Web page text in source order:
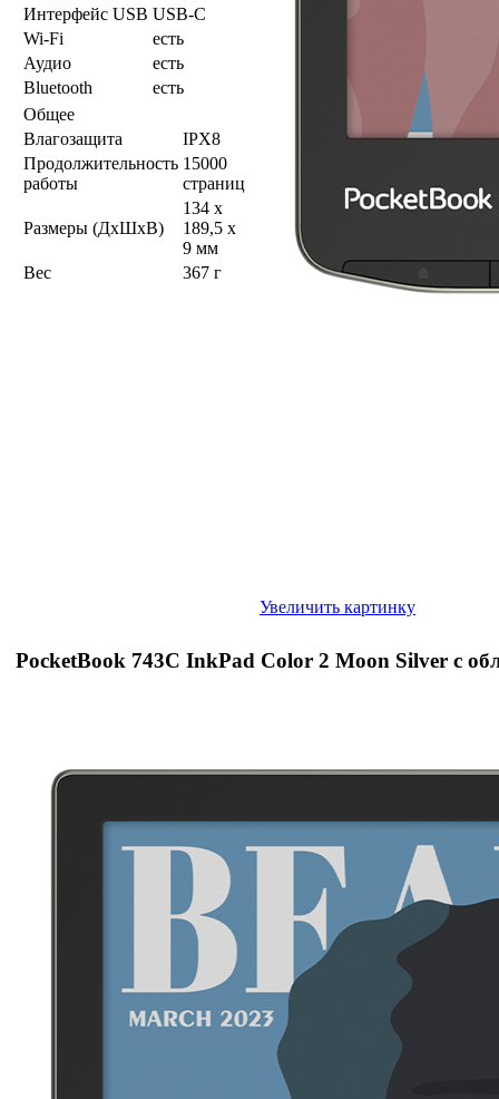
Интерфейс USB USB-C
Wi-Fi
есть
Аудио
есть
Bluetooth
есть
Общее
Влагозащита
IPX8
Продолжительность
работы
15000
страниц
Размеры (ДхШхВ)
134 x
189,5 x
9 мм
Вес
367 г
Увеличить картинку
PocketBook 743С InkPad Color 2 Moon Silver с